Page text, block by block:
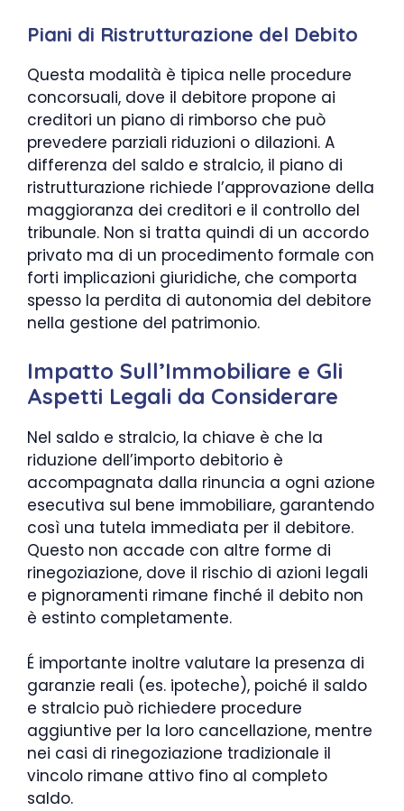
Piani di Ristrutturazione del Debito
Questa modalità è tipica nelle procedure
concorsuali, dove il debitore propone ai
creditori un piano di rimborso che può
prevedere parziali riduzioni o dilazioni. A
differenza del saldo e stralcio, il piano di
ristrutturazione richiede l’approvazione della
maggioranza dei creditori e il controllo del
tribunale. Non si tratta quindi di un accordo
privato ma di un procedimento formale con
forti implicazioni giuridiche, che comporta
spesso la perdita di autonomia del debitore
nella gestione del patrimonio.
Impatto Sull’Immobiliare e Gli
Aspetti Legali da Considerare
Nel saldo e stralcio, la chiave è che la
riduzione dell’importo debitorio è
accompagnata dalla rinuncia a ogni azione
esecutiva sul bene immobiliare, garantendo
così una tutela immediata per il debitore.
Questo non accade con altre forme di
rinegoziazione, dove il rischio di azioni legali
e pignoramenti rimane finché il debito non
è estinto completamente.
É importante inoltre valutare la presenza di
garanzie reali (es. ipoteche), poiché il saldo
e stralcio può richiedere procedure
aggiuntive per la loro cancellazione, mentre
nei casi di rinegoziazione tradizionale il
vincolo rimane attivo fino al completo
saldo.